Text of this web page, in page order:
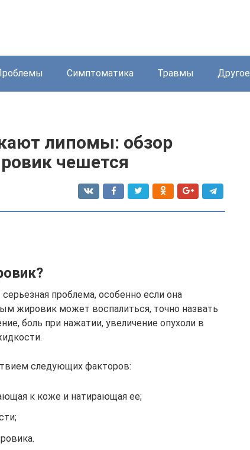
Симптоматика Травмы Другое
липомы: обзор
чешется
проблема, особенно если она
жировик может воспалиться, точно назвать
боль при нажатии, увеличение опухоли в
следующих факторов:
к коже и натирающая ее;